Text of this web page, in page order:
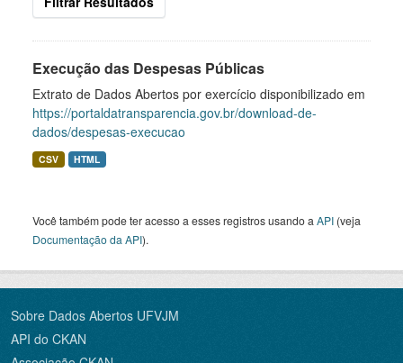
Execução das Despesas Públicas
Extrato de Dados Abertos por exercício disponibilizado em
https://portaldatransparencia.gov.br/download-de-
dados/despesas-execucao
CSV HTML
Você também pode ter acesso a esses registros usando a API (veja
Documentação da API).
Sobre Dados Abertos UFVJM
API do CKAN